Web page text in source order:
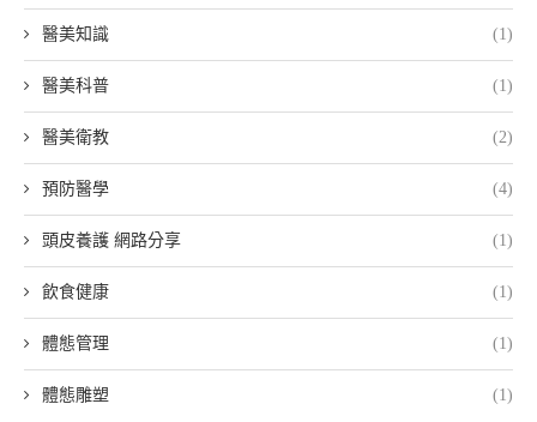
醫美知識 (1)
醫美科普 (1)
醫美衛教 (2)
預防醫學 (4)
頭皮養護 網路分享 (1)
飲食健康 (1)
體態管理 (1)
體態雕塑 (1)